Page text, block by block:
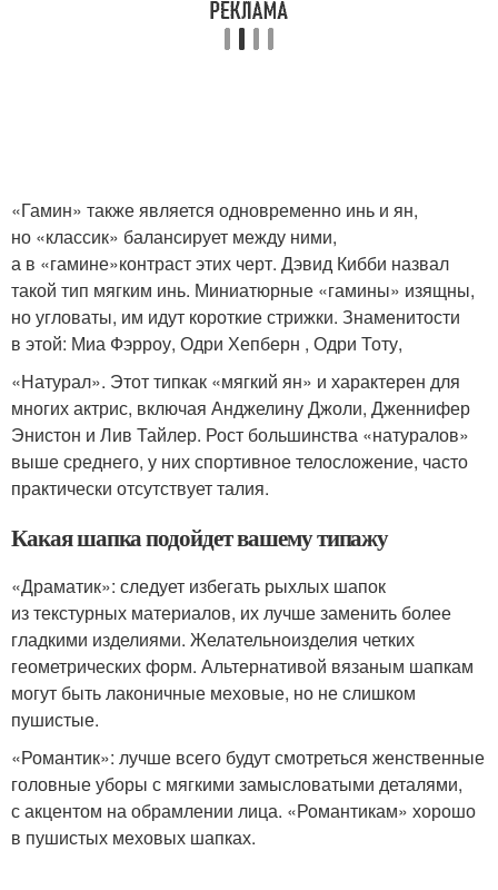
«Гамин» также является одновременно инь и ян,
но «классик» балансирует между ними,
а в «гамине»контраст этих черт. Дэвид Кибби назвал
такой тип мягким инь. Миниатюрные «гамины» изящны,
но угловаты, им идут короткие стрижки. Знаменитости
в этой: Миа Фэрроу, Одри Хепберн , Одри Тоту,
«Натурал». Этот типкак «мягкий ян» и характерен для
многих актрис, включая Анджелину Джоли, Дженнифер
Энистон и Лив Тайлер. Рост большинства «натуралов»
выше среднего, у них спортивное телосложение, часто
практически отсутствует талия.
Какая шапка подойдет вашему типажу
«Драматик»: следует избегать рыхлых шапок
из текстурных материалов, их лучше заменить более
гладкими изделиями. Желательноизделия четких
геометрических форм. Альтернативой вязаным шапкам
могут быть лаконичные меховые, но не слишком
пушистые.
«Романтик»: лучше всего будут смотреться женственные
головные уборы с мягкими замысловатыми деталями,
с акцентом на обрамлении лица. «Романтикам» хорошо
в пушистых меховых шапках.